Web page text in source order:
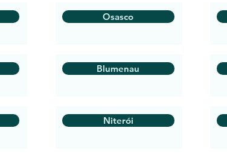
Osasco
Blumenau
Niterói